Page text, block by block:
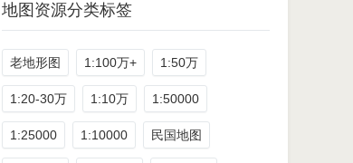
地图资源分类标签
老地形图 1:100万+ 1:50万
1:20-30万 1:10万 1:50000
1:25000 1:10000 民国地图